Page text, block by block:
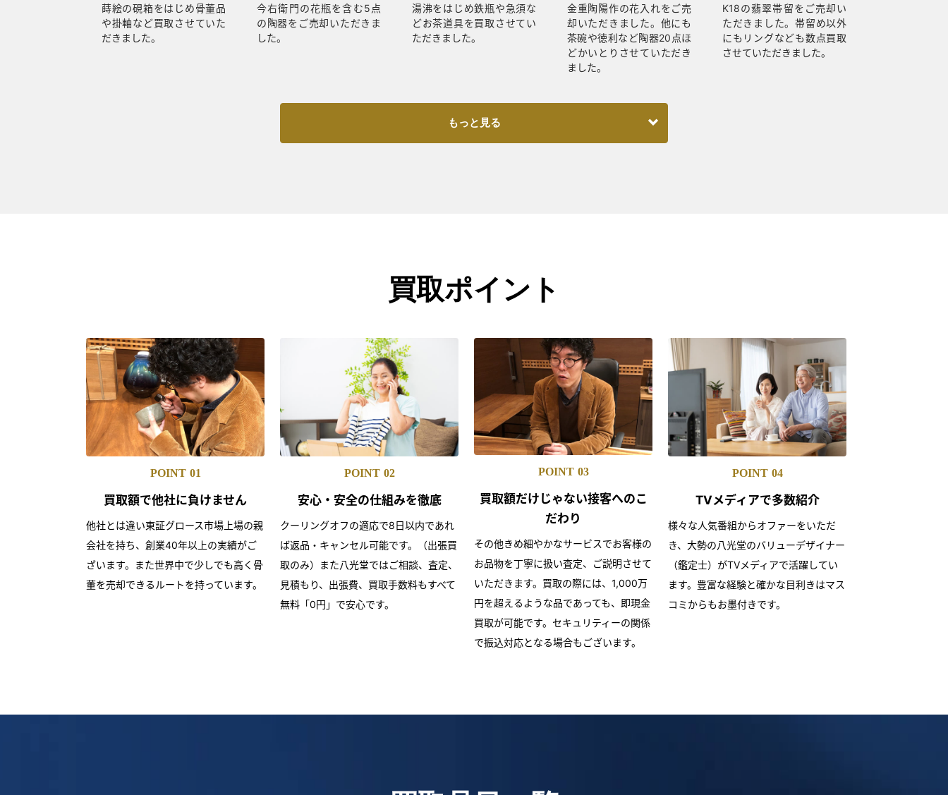
蒔絵の硯箱をはじめ骨董品
や掛軸など買取させていた
だきました。
今右衛門の花瓶を含む5点
の陶器をご売却いただきま
した。
湯沸をはじめ鉄瓶や急須な
どお茶道具を買取させてい
ただきました。
金重陶陽作の花入れをご売
却いただきました。他にも
茶碗や徳利など陶器20点ほ
どかいとりさせていただき
ました。
K18の翡翠帯留をご売却い
ただきました。帯留め以外
にもリングなども数点買取
させていただきました。
もっと見る
買取ポイント
POINT 01
買取額で他社に負けません
他社とは違い東証グロース市場上場の親
会社を持ち、創業40年以上の実績がご
ざいます。また世界中で少しでも高く骨
董を売却できるルートを持っています。
POINT 02
安心・安全の仕組みを徹底
クーリングオフの適応で8日以内であれ
ば返品・キャンセル可能です。（出張買
取のみ）また八光堂ではご相談、査定、
見積もり、出張費、買取手数料もすべて
無料「0円」で安心です。
POINT 03
買取額だけじゃない接客へのこ
だわり
その他きめ細やかなサービスでお客様の
お品物を丁寧に扱い査定、ご説明させて
いただきます。買取の際には、1,000万
円を超えるような品であっても、即現金
買取が可能です。セキュリティーの関係
で振込対応となる場合もございます。
POINT 04
TVメディアで多数紹介
様々な人気番組からオファーをいただ
き、大勢の八光堂のバリューデザイナー
（鑑定士）がTVメディアで活躍してい
ます。豊富な経験と確かな目利きはマス
コミからもお墨付きです。